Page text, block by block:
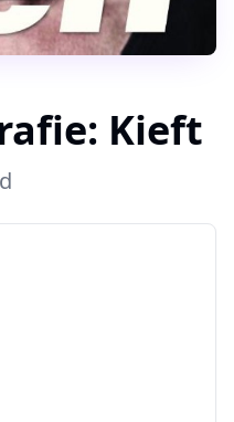
Kieft